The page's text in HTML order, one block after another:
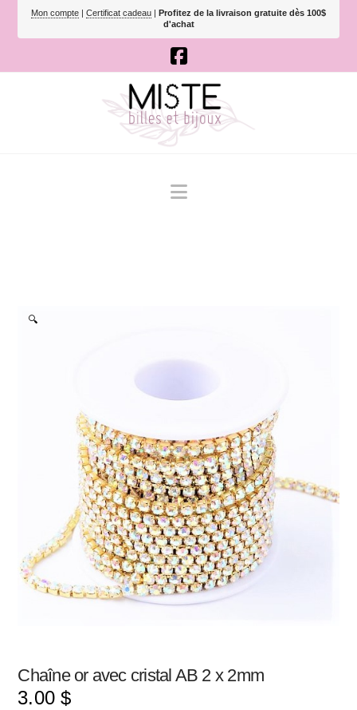
Mon compte | Certificat cadeau | Profitez de la livraison gratuite dès 100$
d'achat
Navigation
🔍
Chaîne or avec cristal AB 2 x 2mm
3.00 $